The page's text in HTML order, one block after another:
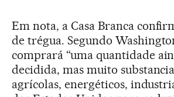
Em nota, a Casa Branca
de trégua. Segundo
comprará “uma quantidade
decidida, mas muito
agrícolas, energéticos,